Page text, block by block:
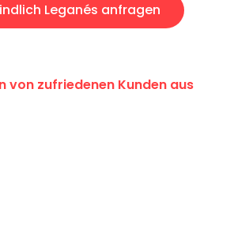
Leganés anfragen
von zufriedenen Kunden aus